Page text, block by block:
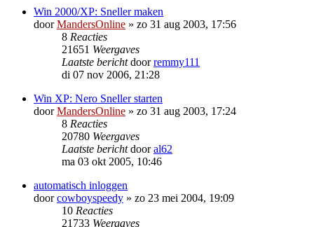
Win 2000/XP: Sneller maken
doorMandersOnline » zo 31 aug 2003, 17:56
8 Reacties
21651 Weergaves
Laatste berichtdoorremmy111
di 07 nov 2006, 21:28
Win XP: Nero Sneller starten
doorMandersOnline » zo 31 aug 2003, 17:24
8 Reacties
20780 Weergaves
Laatste berichtdooral62
ma 03 okt 2005, 10:46
automatisch inloggen
doorcowboyspeedy » zo 23 mei 2004, 19:09
10 Reacties
21733 Weergaves